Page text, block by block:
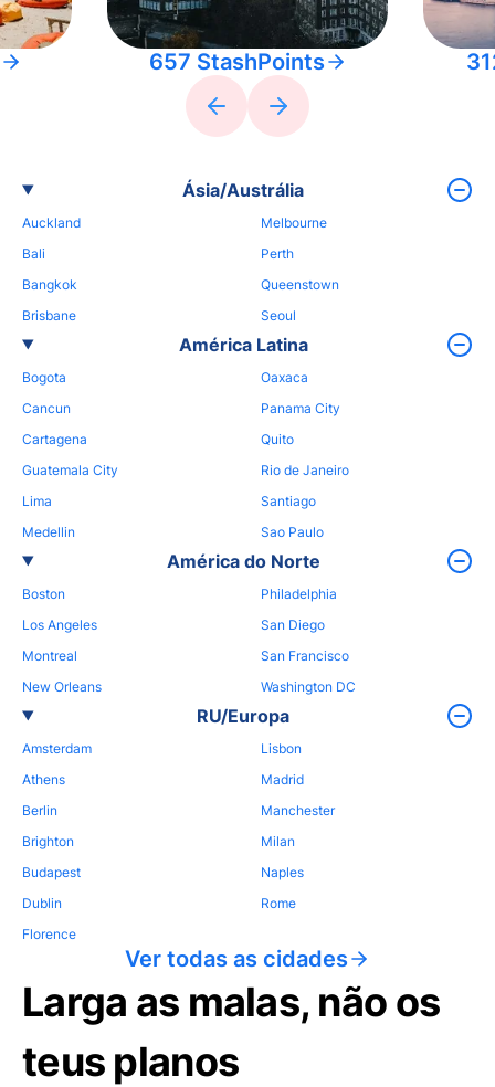
657 StashPoints
Ásia/Austrália
Auckland
Bali
Bangkok
Brisbane
Melbourne
Perth
Queenstown
Seoul
América Latina
Bogota
Cancun
Cartagena
Guatemala City
Lima
Medellin
Oaxaca
Panama City
Quito
Rio de Janeiro
Santiago
Sao Paulo
América do Norte
Boston
Los Angeles
Montreal
New Orleans
Philadelphia
San Diego
San Francisco
Washington DC
RU/Europa
Amsterdam
Athens
Berlin
Brighton
Budapest
Dublin
Florence
Lisbon
Madrid
Manchester
Milan
Naples
Rome
Ver todas as cidades
Larga as malas, não os
teus planos